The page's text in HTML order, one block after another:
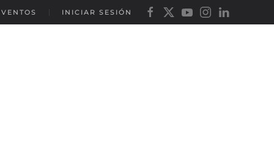
INICIAR SESIÓN